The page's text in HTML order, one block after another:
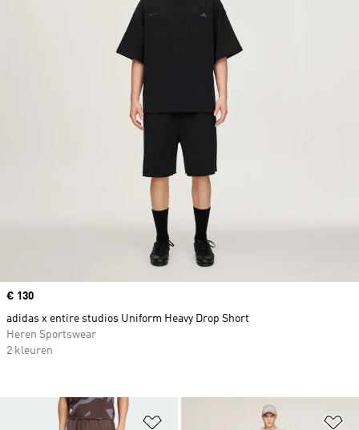
Op verlanglijst zetten
Price
€ 130
adidas x entire studios Uniform Heavy Drop Short
Heren Sportswear
2 kleuren